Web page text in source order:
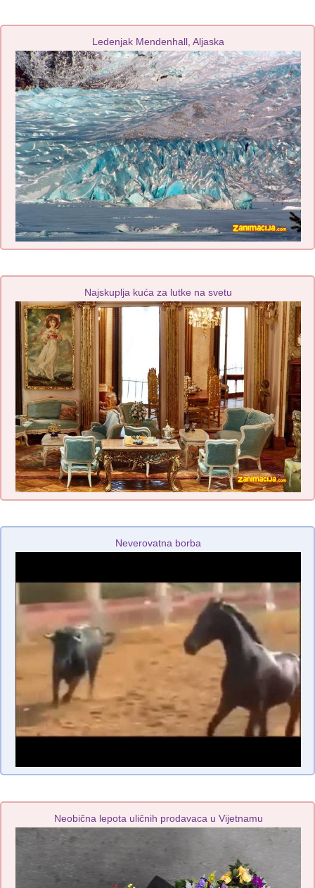
Ledenjak Mendenhall, Aljaska
Najskuplja kuća za lutke na svetu
Neverovatna borba
Neobična lepota uličnih prodavaca u Vijetnamu